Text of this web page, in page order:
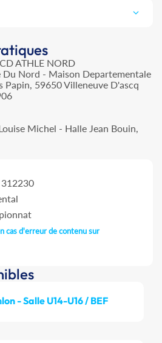
ATHLE NORD
Nord - Maison Departementale
Papin, 59650 Villeneuve D'ascq
Michel - Halle Jean Bouin,
312230
cas d'erreur de contenu sur
- Salle U14-U16 / BEF